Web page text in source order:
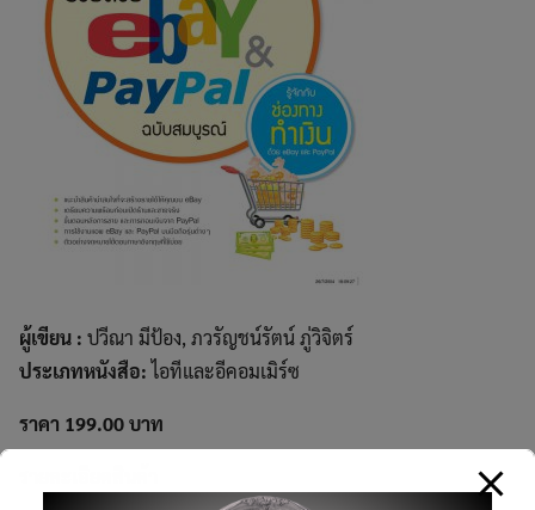
ผู้เขียน : ปวีณา มีป้อง, ภวรัญชน์รัตน์ ภู่วิจิตร์
ประเภทหนังสือ:ไอทีและอีคอมเมิร์ซ
ราคา 199.00 บาท